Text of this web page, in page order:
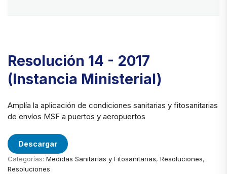
Resolución 14 - 2017
(Instancia Ministerial)
Amplía la aplicación de condiciones sanitarias y fitosanitarias
de envíos MSF a puertos y aeropuertos
Descargar
Categorías: Medidas Sanitarias y Fitosanitarias, Resoluciones,
Resoluciones